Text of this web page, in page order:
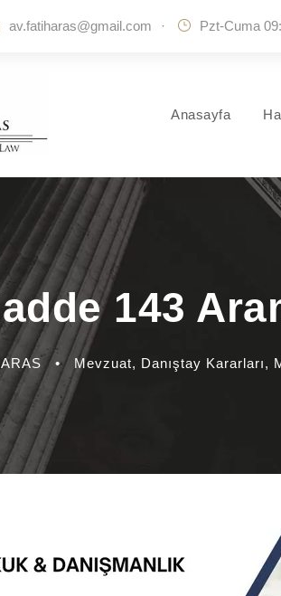
av.fatiharas@gmail.com · Pzt-Cuma
Anasayfa
143
• Mevzuat, Danıştay Kararları,